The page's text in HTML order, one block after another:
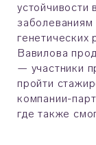
устойчивости
заболеваниям
Вавилова
— участники
пройти
компании-
где также